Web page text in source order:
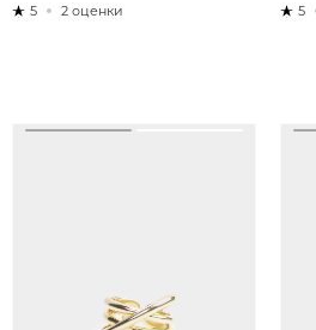
5 2 оценки 5